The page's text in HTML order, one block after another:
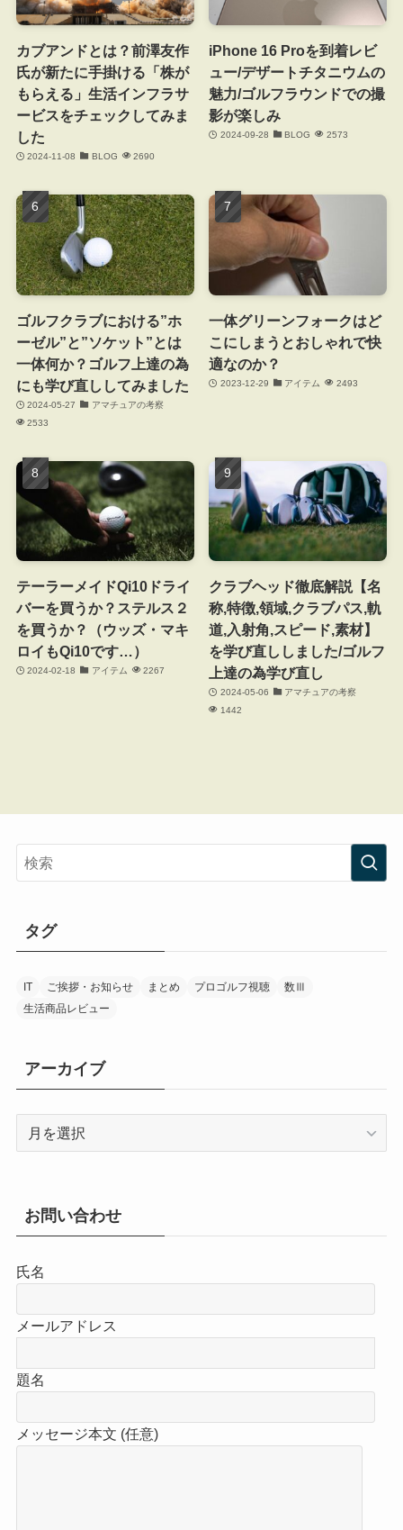
カブアンドとは？前澤友作
氏が新たに手掛ける「株が
もらえる」生活インフラサ
ービスをチェックしてみま
した
2024-11-08 BLOG 2690
iPhone 16 Proを到着レビ
ュー/デザートチタニウムの
魅力/ゴルフラウンドでの撮
影が楽しみ
2024-09-28 BLOG 2573
ゴルフクラブにおける”ホ
ーゼル”と”ソケット”とは
一体何か？ゴルフ上達の為
にも学び直ししてみました
2024-05-27
アマチュアの考察
2533
一体グリーンフォークはど
こにしまうとおしゃれで快
適なのか？
2023-12-29 アイテム 2493
テーラーメイドQi10ドライ
バーを買うか？ステルス２
を買うか？（ウッズ・マキ
ロイもQi10です…）
2024-02-18 アイテム 2267
クラブヘッド徹底解説【名
称,特徴,領域,クラブパス,軌
道,入射角,スピード,素材】
を学び直ししました/ゴルフ
上達の為学び直し
2024-05-06
アマチュアの考察
1442
タグ
IT ご挨拶・お知らせ まとめ プロゴルフ視聴
数Ⅲ
生活商品レビュー
アーカイブ
ブお問い合わせ
氏名
メールアドレス
題名
メッセージ本文 (任意)